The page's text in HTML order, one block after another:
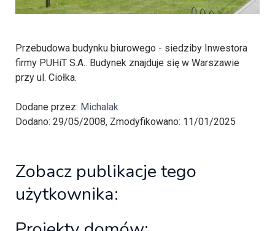
Przebudowa budynku biurowego - siedziby Inwestora
firmy PUHiT S.A.. Budynek znajduje się w Warszawie
przy ul. Ciołka.
Dodane przez: Michalak
Dodano: 29/05/2008, Zmodyfikowano: 11/01/2025
Zobacz publikacje tego
użytkownika: